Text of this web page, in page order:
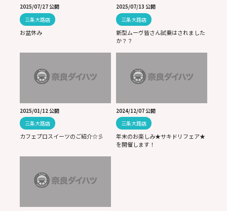
2025/07/27 公開
三条大路店
お盆休み
2025/07/13 公開
三条大路店
新型ムーヴ皆さん試乗はされました
か？？
2025/01/12 公開
三条大路店
カフェプロスイーツのご紹介☆彡
2024/12/07 公開
三条大路店
年末のお楽しみ★サキドリフェア★
を開催します！